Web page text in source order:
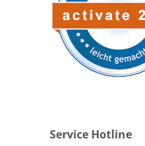
Service Hotline